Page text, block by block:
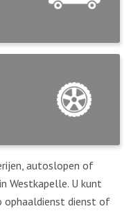
autoslopen of
Westkapelle. U kunt
ophaaldienst dienst of